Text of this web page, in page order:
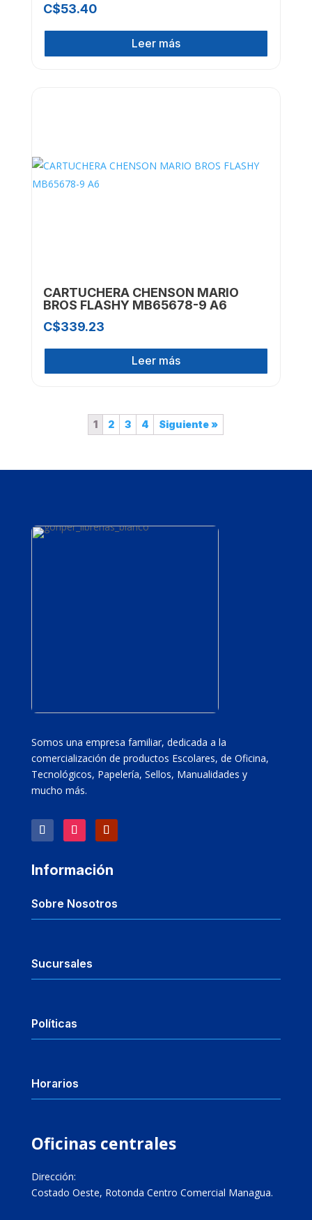
C$53.40
Leer más
CARTUCHERA CHENSON MARIO
BROS FLASHY MB65678-9 A6
C$339.23
Leer más
1 2 3 4 Siguiente »
Somos una empresa familiar, dedicada a la
comercialización de productos Escolares, de Oficina,
Tecnológicos, Papelería, Sellos, Manualidades y
mucho más.
Información
Sobre Nosotros
Sucursales
Políticas
Horarios
Oficinas centrales
Dirección:
Costado Oeste, Rotonda Centro Comercial Managua.